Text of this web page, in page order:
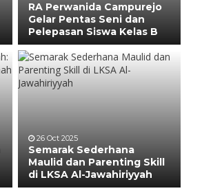
RA Perwanida Campurejo
Gelar Pentas Seni dan
Pelepasan Siswa Kelas B
26 Oct 2025
Semarak Sederhana
Maulid dan Parenting Skill
di LKSA Al-Jawahiriyyah